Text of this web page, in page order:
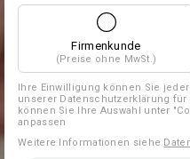
Firmenkunde
(Preise ohne MwSt.)
Ihre Einwilligung können Sie
unserer Datenschutzerklärung
können Sie Ihre Auswahl unter
anpassen
Weitere Informationen siehe